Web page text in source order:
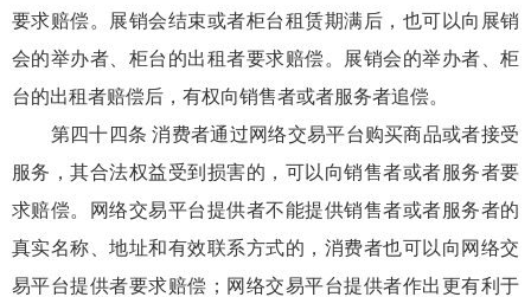
要求赔偿。展销会结束或者柜台租赁期满后，也可以向展销
会的举办者、柜台的出租者要求赔偿。展销会的举办者、柜
台的出租者赔偿后，有权向销售者或者服务者追偿。
第四十四条 消费者通过网络交易平台购买商品或者接受
服务，其合法权益受到损害的，可以向销售者或者服务者要
求赔偿。网络交易平台提供者不能提供销售者或者服务者的
真实名称、地址和有效联系方式的，消费者也可以向网络交
易平台提供者要求赔偿；网络交易平台提供者作出更有利于